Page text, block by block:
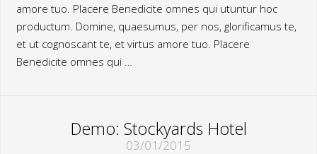
amore tuo. Placere Benedicite omnes qui utuntur hoc
productum. Domine, quaesumus, per nos, glorificamus te,
et ut cognoscant te, et virtus amore tuo. Placere
Benedicite omnes qui …
Demo: Stockyards Hotel
03/01/2015